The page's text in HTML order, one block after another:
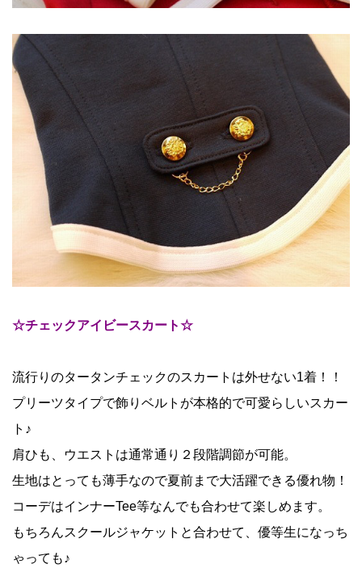
☆チェックアイビースカート☆
流行りのタータンチェックのスカートは外せない1着！！
プリーツタイプで飾りベルトが本格的で可愛らしいスカー
ト♪
肩ひも、ウエストは通常通り２段階調節が可能。
生地はとっても薄手なので夏前まで大活躍できる優れ物！
コーデはインナーTee等なんでも合わせて楽しめます。
もちろんスクールジャケットと合わせて、優等生になっち
ゃっても♪